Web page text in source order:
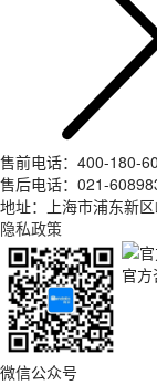
售前电话：400-180-
售后电话：021-
地址：上海市浦东新
隐私政策
微信公众号
官方